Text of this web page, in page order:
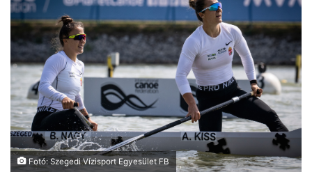
Fotó: Szegedi Vízisport Egyesület FB